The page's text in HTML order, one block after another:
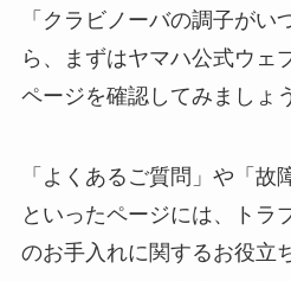
「クラビノーバの調子がい
ら、まずはヤマハ公式ウェ
ページを確認してみましょ
「よくあるご質問」や「故
といったページには、トラ
のお手入れに関するお役立